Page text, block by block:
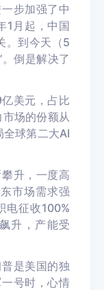
步加强了中
1月起，中国
。到今天（5
倒是解决了
美元，占比
场的份额从
球第二大AI
升， 一度高
市场需求强
电征收100%
升，产能受
是美国的独
号时，心情